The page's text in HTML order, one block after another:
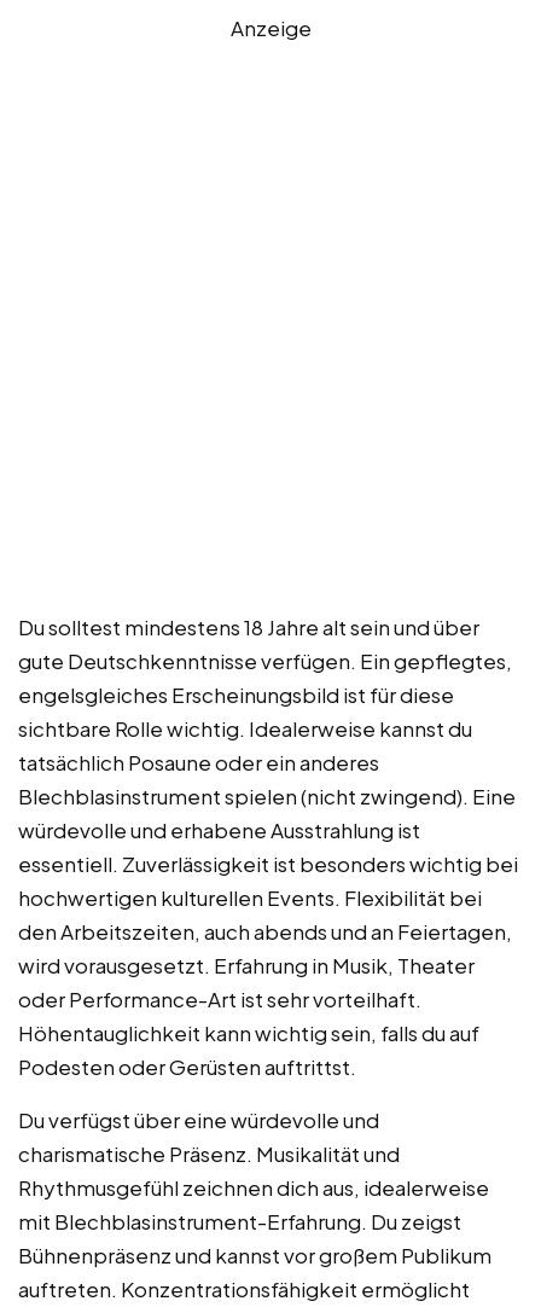
Anzeige
Du solltest mindestens 18 Jahre alt sein und über
gute Deutschkenntnisse verfügen. Ein gepflegtes,
engelsgleiches Erscheinungsbild ist für diese
sichtbare Rolle wichtig. Idealerweise kannst du
tatsächlich Posaune oder ein anderes
Blechblasinstrument spielen (nicht zwingend). Eine
würdevolle und erhabene Ausstrahlung ist
essentiell. Zuverlässigkeit ist besonders wichtig bei
hochwertigen kulturellen Events. Flexibilität bei
den Arbeitszeiten, auch abends und an Feiertagen,
wird vorausgesetzt. Erfahrung in Musik, Theater
oder Performance-Art ist sehr vorteilhaft.
Höhentauglichkeit kann wichtig sein, falls du auf
Podesten oder Gerüsten auftrittst.
Du verfügst über eine würdevolle und
charismatische Präsenz. Musikalität und
Rhythmusgefühl zeichnen dich aus, idealerweise
mit Blechblasinstrument-Erfahrung. Du zeigst
Bühnenpräsenz und kannst vor großem Publikum
auftreten. Konzentrationsfähigkeit ermöglicht